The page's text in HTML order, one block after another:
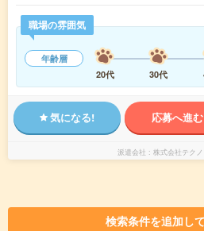
職場の雰囲気
年齢層
20代
30代
気になる! 応募へ進む
派遣会社 株式会社テク
検索条件を追加し